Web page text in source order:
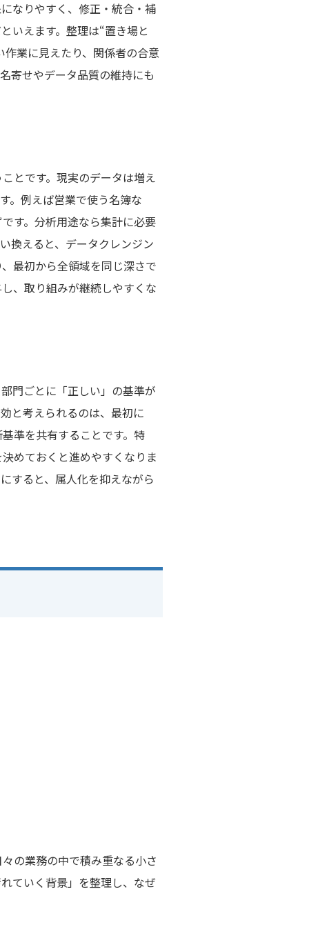
なりやすく、修正・統合・補
いえます。整理は“置き場と
業に見えたり、関係者の合意
寄せやデータ品質の維持にも
とです。現実のデータは増え
。例えば営業で使う名簿な
す。分析用途なら集計に必要
換えると、データクレンジン
最初から全領域を同じ深さで
、取り組みが継続しやすくな
門ごとに「正しい」の基準が
と考えられるのは、最初に
準を共有することです。特
めておくと進めやすくなりま
すると、属人化を抑えながら
の業務の中で積み重なる小さ
ていく背景」を整理し、なぜ